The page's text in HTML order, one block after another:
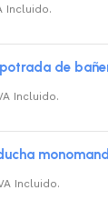
Incluido.
de
Incluido.
Incluido.